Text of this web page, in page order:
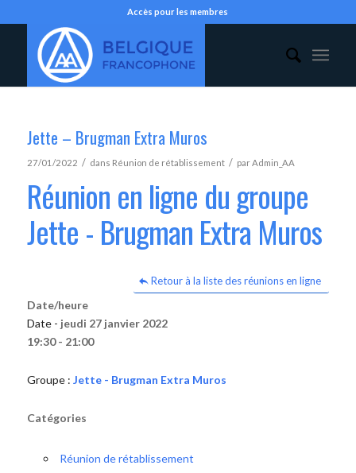
Accès pour les membres
Jette – Brugman Extra Muros
27/01/2022 / dans Réunion de rétablissement / parAdmin_AA
Réunion en ligne du groupe
Jette - Brugman Extra Muros
Retour à la liste des réunions en ligne
Date/heure
Date - jeudi 27 janvier 2022
19:30 - 21:00
Groupe : Jette - Brugman Extra Muros
Catégories
Réunion de rétablissement